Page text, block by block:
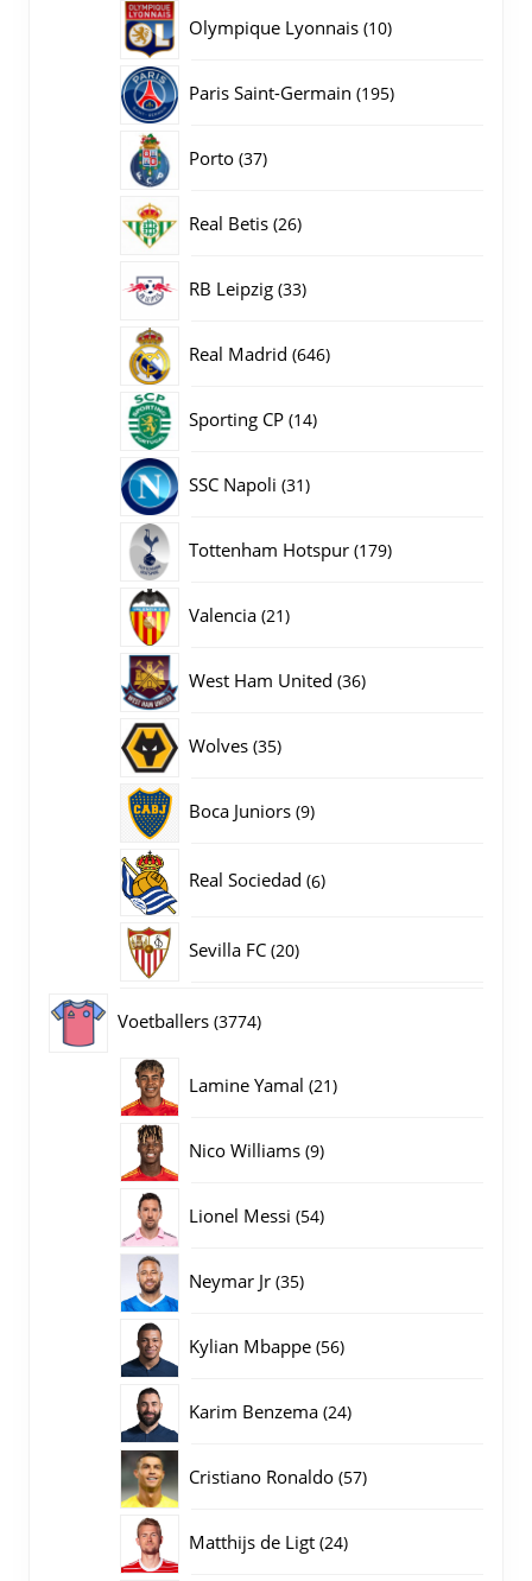
Olympique Lyonnais 1010
Paris Saint-Germain 195195
Porto 3737
Real Betis 2626
RB Leipzig 3333
Real Madrid 646646
Sporting CP 1414
SSC Napoli 3131
Tottenham Hotspur 179179
Valencia 2121
West Ham United 3636
Wolves 3535
Boca Juniors 99
Real Sociedad 66
Sevilla FC 2020
Voetballers 37743774
Lamine Yamal 2121
Nico Williams 99
Lionel Messi 5454
Neymar Jr 3535
Kylian Mbappe 5656
Karim Benzema 2424
Cristiano Ronaldo 5757
Matthijs de Ligt 2424